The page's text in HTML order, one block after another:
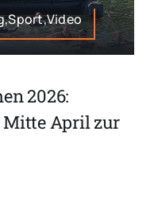
2026:
April zur